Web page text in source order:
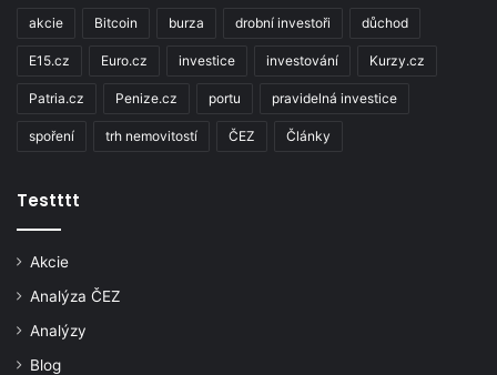
akcie Bitcoin burza drobní investoři důchod
E15.cz Euro.cz investice investování Kurzy.cz
Patria.cz Penize.cz portu pravidelná investice
spoření trh nemovitostí ČEZ Články
Testttt
Akcie
Analýza ČEZ
Analýzy
Blog